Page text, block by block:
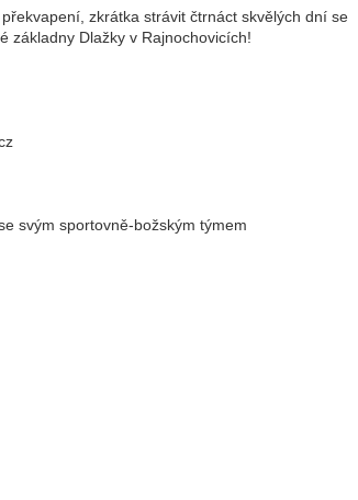
zkrátka strávit čtrnáct skvělých dní se
základny Dlažky v Rajnochovicích!
svým sportovně-božským týmem